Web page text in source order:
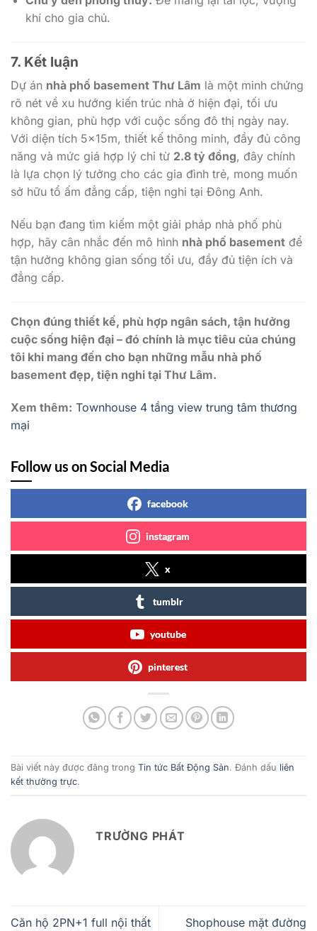
khí cho gia chủ.
7. Kết luận
Dự án nhà phố basement Thư Lâm là một minh chứng
rõ nét về xu hướng kiến trúc nhà ở hiện đại, tối ưu
không gian, phù hợp với cuộc sống đô thị ngày nay.
Với diện tích 5x15m, thiết kế thông minh, đầy đủ công
năng và mức giá hợp lý chỉ từ 2.8 tỷ đồng, đây chính
là lựa chọn lý tưởng cho các gia đình trẻ, mong muốn
sở hữu tổ ấm đẳng cấp, tiện nghi tại Đông Anh.
Nếu bạn đang tìm kiếm một giải pháp nhà phố phù
hợp, hãy cân nhắc đến mô hình nhà phố basement để
tận hưởng không gian sống tối ưu, đầy đủ tiện ích và
đẳng cấp.
Chọn đúng thiết kế, phù hợp ngân sách, tận hưởng
cuộc sống hiện đại – đó chính là mục tiêu của chúng
tôi khi mang đến cho bạn những mẫu nhà phố
basement đẹp, tiện nghi tại Thư Lâm.
Xem thêm: Townhouse 4 tầng view trung tâm thương
mại
Follow us on Social Media
facebook
instagram
x
tumblr
youtube
pinterest
Bài viết này được đăng trong Tin tức Bất Động Sản. Đánh dấu liên
kết thường trực.
TRƯỜNG PHÁT
Căn hộ 2PN+1 full nội thất
Shophouse mặt đường